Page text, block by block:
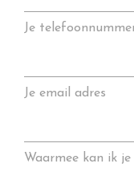
Je
Je email adres
Waarmee kan ik je